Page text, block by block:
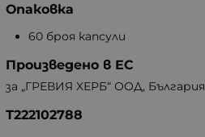
Опаковка
60 броя капсули
Произведено в ЕС
за „ГРЕВИЯ ХЕРБ“ ООД, България
Т222102788